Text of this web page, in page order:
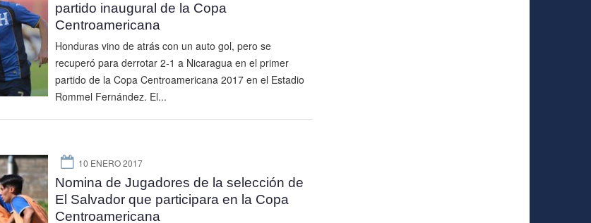
partido inaugural de la Copa
Centroamericana
Honduras vino de atrás con un auto gol, pero se
recuperó para derrotar 2-1 a Nicaragua en el primer
partido de la Copa Centroamericana 2017 en el Estadio
Rommel Fernández. El...
10 ENERO 2017
Nomina de Jugadores de la selección de
El Salvador que participara en la Copa
Centroamericana